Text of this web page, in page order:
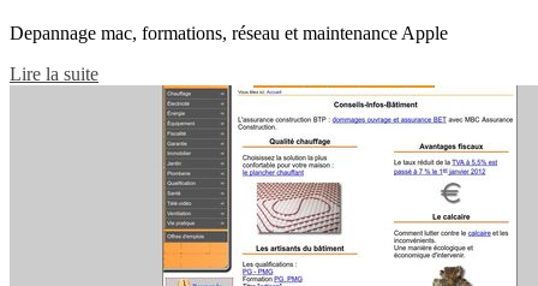
Depannage mac, formations, réseau et maintenance Apple
Lire la suite